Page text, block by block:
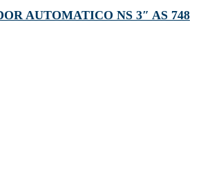
AUTOMATICO NS 3″ AS 748